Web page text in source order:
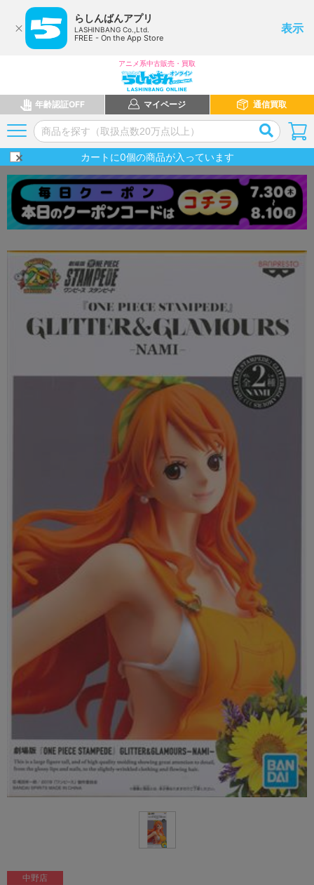
らしんばんアプリ
LASHINBANG Co.,Ltd.
FREE - On the App Store
表示
アニメ系中古販売・買取
年齢認証OFF マイページ 通信買取
カートに0個の商品が入っています
中野店